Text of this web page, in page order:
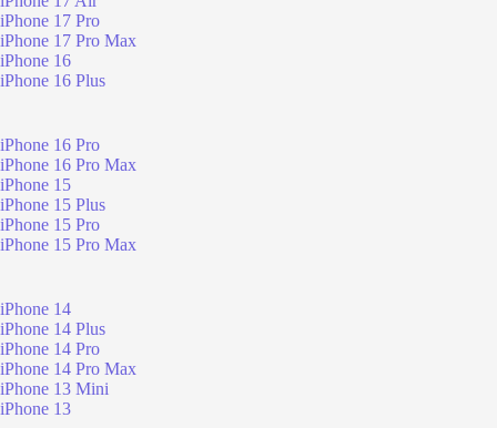
iPhone 17 Pro
iPhone 17 Pro Max
iPhone 16
iPhone 16 Plus
iPhone 16 Pro
iPhone 16 Pro Max
iPhone 15
iPhone 15 Plus
iPhone 15 Pro
iPhone 15 Pro Max
iPhone 14
iPhone 14 Plus
iPhone 14 Pro
iPhone 14 Pro Max
iPhone 13 Mini
iPhone 13